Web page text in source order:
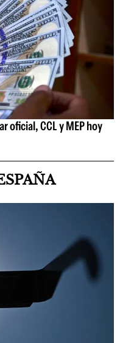
oficial, CCL y MEP hoy